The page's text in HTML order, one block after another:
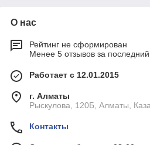
О нас
Рейтинг не сформирован
Менее 5 отзывов за последний
Работает с 12.01.2015
г. Алматы
Рыскулова, 120Б, Алматы,
Контакты